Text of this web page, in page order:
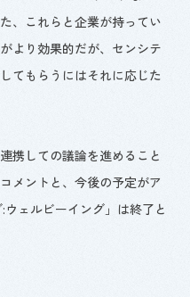
、これらと企業が持ってい
より効果的だが、センシテ
てもらうにはそれに応じた
携しての議論を進めること
メントと、今後の予定がア
ェルビーイング」は終了と